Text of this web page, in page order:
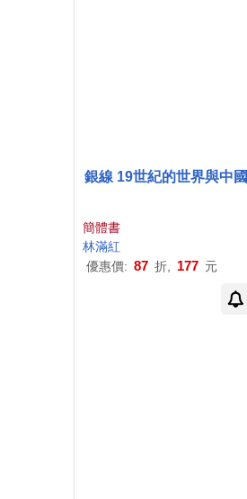
銀線 19世紀的世界與中國
簡體書
林滿紅
優惠價: 87 折, 177 元